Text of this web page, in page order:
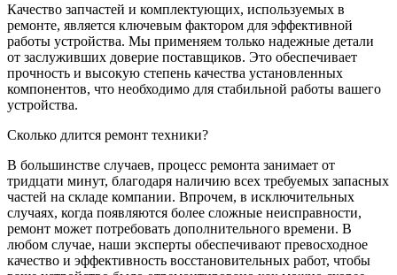
Качество запчастей и комплектующих, используемых в
ремонте, является ключевым фактором для эффективной
работы устройства. Мы применяем только надежные детали
от заслуживших доверие поставщиков. Это обеспечивает
прочность и высокую степень качества установленных
компонентов, что необходимо для стабильной работы вашего
устройства.
Сколько длится ремонт техники?
В большинстве случаев, процесс ремонта занимает от
тридцати минут, благодаря наличию всех требуемых запасных
частей на складе компании. Впрочем, в исключительных
случаях, когда появляются более сложные неисправности,
ремонт может потребовать дополнительного времени. В
любом случае, наши эксперты обеспечивают превосходное
качество и эффективность восстановительных работ, чтобы